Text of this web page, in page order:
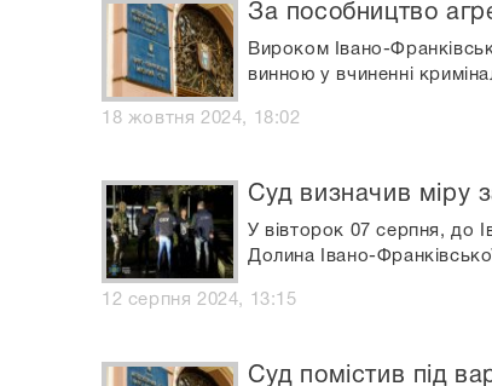
За пособництво
Вироком Івано-
винною у вчиненні
18 жовтня 2024, 18:02
Суд визначив міру
У вівторок 07 серпня, до
Долина Івано-
12 серпня 2024, 13:15
Суд помістив під